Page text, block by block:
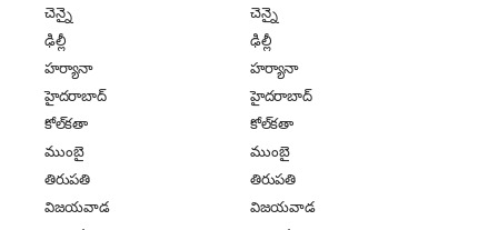
చెన్నై
ఢిల్లీ
హర్యానా
హైదరాబాద్
కోల్‌కతా
ముంబై
తిరుపతి
విజయవాడ
చెన్నై
ఢిల్లీ
హర్యానా
హైదరాబాద్
కోల్‌కతా
ముంబై
తిరుపతి
విజయవాడ